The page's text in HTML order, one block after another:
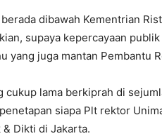
dibawah Kementrian
supaya kepercayaan
yang juga mantan Pembantu
cukup lama berkiprah di
siapa Plt rektor
Dikti di Jakarta.